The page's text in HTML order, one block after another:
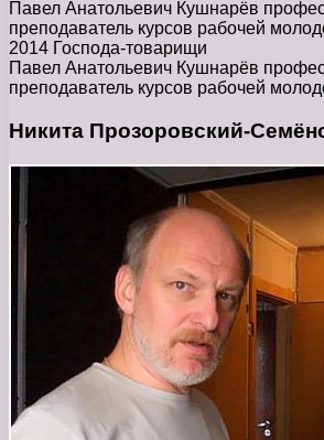
Павел Анатольевич Кушнарёв
преподаватель курсов рабочей
2014 Господа-товарищи
Павел Анатольевич Кушнарёв
преподаватель курсов рабочей
Никита Прозоровский-